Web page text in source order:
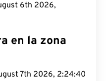
6th 2026, 9:54:41
en la zona
7th 2026, 2:24:41